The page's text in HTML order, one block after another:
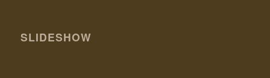
SLIDESHOW